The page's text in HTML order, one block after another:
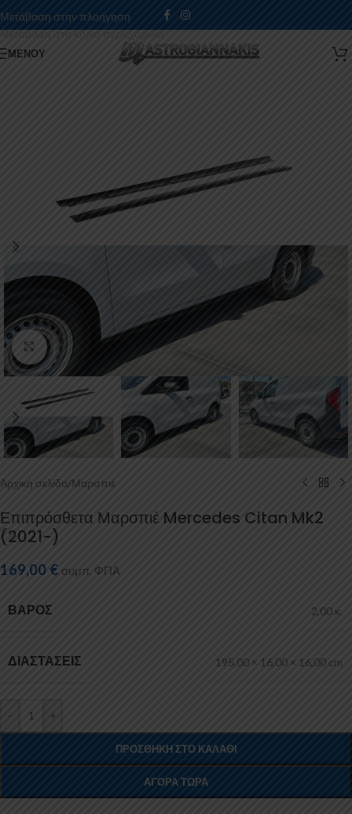
Μετάβαση στην πλοήγηση
Μετάβαση στο κύριο περιεχόμενο
ΜΕΝΟΎ
Κάντε κλικ για μεγέθυνση
Αρχική σελίδα/Μαρσπιέ
Επιπρόσθετα Μαρσπιέ Mercedes Citan Mk2
(2021-)
169,00 € συμπ. ΦΠΑ
ΒΆΡΟΣ 2,00 κ.
ΔΙΑΣΤΆΣΕΙΣ 195,00 × 16,00 × 16,00 cm
- +
ΠΡΟΣΘΉΚΗ ΣΤΟ ΚΑΛΆΘΙ
ΑΓΟΡΆ ΤΏΡΑ